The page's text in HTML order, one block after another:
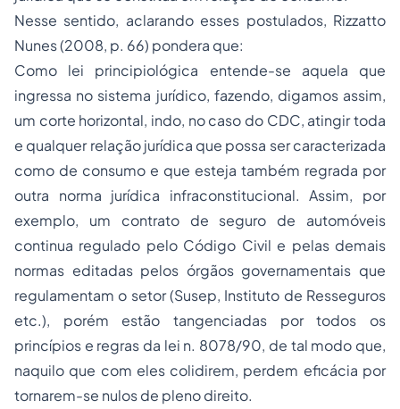
Nesse sentido, aclarando esses postulados, Rizzatto
Nunes (2008, p. 66) pondera que:
Como lei principiológica entende-se aquela que
ingressa no sistema jurídico, fazendo, digamos assim,
um corte horizontal, indo, no caso do CDC, atingir toda
e qualquer relação jurídica que possa ser caracterizada
como de consumo e que esteja também regrada por
outra norma jurídica infraconstitucional. Assim, por
exemplo, um contrato de seguro de automóveis
continua regulado pelo Código Civil e pelas demais
normas editadas pelos órgãos governamentais que
regulamentam o setor (Susep, Instituto de Resseguros
etc.), porém estão tangenciadas por todos os
princípios e regras da lei n. 8078/90, de tal modo que,
naquilo que com eles colidirem, perdem eficácia por
tornarem-se nulos de pleno direito.